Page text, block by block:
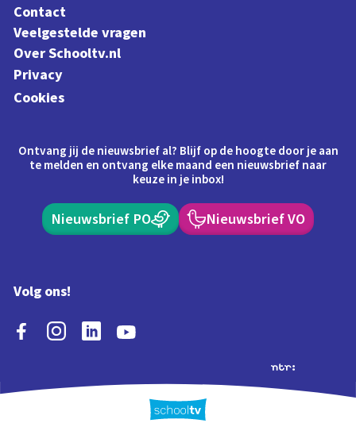
Contact
Veelgestelde vragen
Over Schooltv.nl
Privacy
Cookies
Ontvang jij de nieuwsbrief al? Blijf op de hoogte door je aan
te melden en ontvang elke maand een nieuwsbrief naar
keuze in je inbox!
Nieuwsbrief PO Nieuwsbrief VO
Volg ons!